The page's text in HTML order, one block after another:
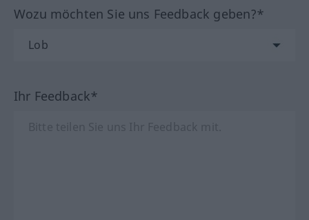
Wozu möchten Sie uns Feedback geben?*
Ihr Feedback*